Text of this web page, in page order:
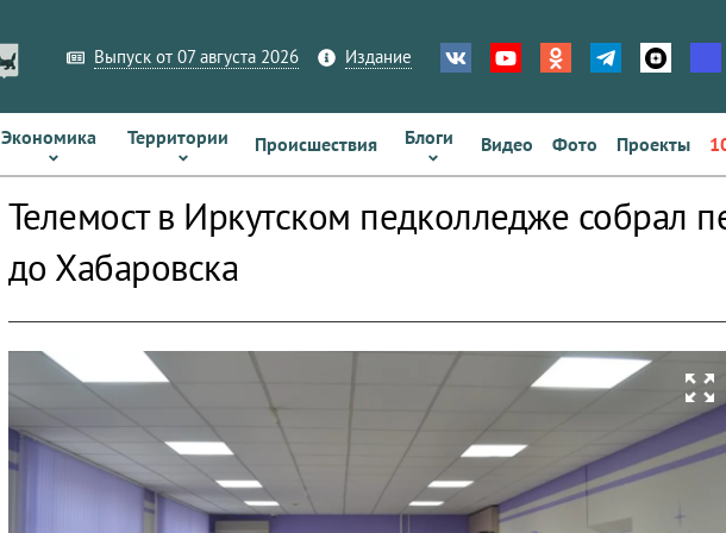
Выпуск от 07 августа 2026 Издание
Экономика Территории Происшествия Блоги Видео Фото Проекты
Телемост в Иркутском педколледже собрал
до Хабаровска
zoom_out_map